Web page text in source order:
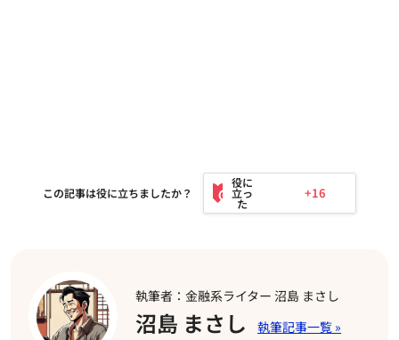
この記事は役に立ちましたか？ +16
執筆者：金融系ライター 沼島 まさし
沼島 まさし